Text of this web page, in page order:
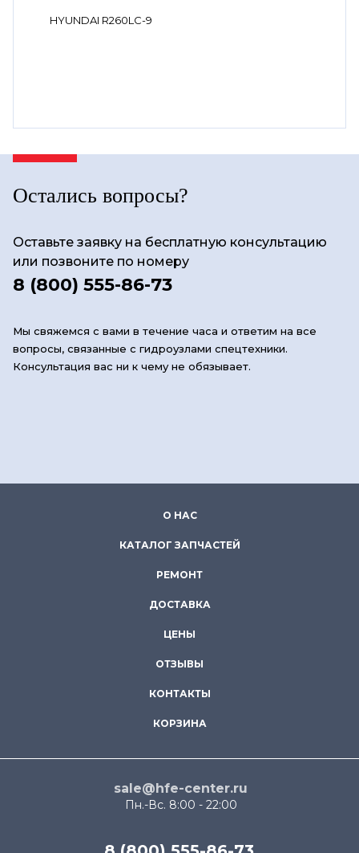
HYUNDAI R260LC-9
Остались вопросы?
Оставьте заявку на бесплатную консультацию
или позвоните по номеру
8 (800) 555-86-73
Мы свяжемся с вами в течение часа и ответим на все
вопросы, связанные с гидроузлами спецтехники.
Консультация вас ни к чему не обязывает.
О НАС
КАТАЛОГ ЗАПЧАСТЕЙ
РЕМОНТ
ДОСТАВКА
ЦЕНЫ
ОТЗЫВЫ
КОНТАКТЫ
КОРЗИНА
sale@hfe-center.ru
Пн.-Вс. 8:00 - 22:00